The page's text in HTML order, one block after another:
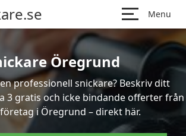
Menu
Öregrund
professionell snickare? Beskriv ditt
3 gratis och icke bindande offerter från
i Öregrund – direkt här.